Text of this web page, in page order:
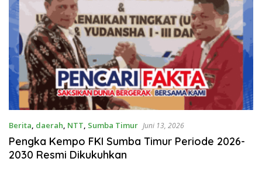
Berita, daerah, NTT, Sumba Timur Juni 13, 2026
Pengka Kempo FKI Sumba Timur Periode 2026-
2030 Resmi Dikukuhkan